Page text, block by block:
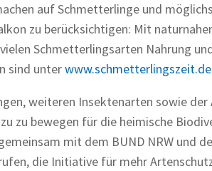
auf Schmetterlinge und
zu berücksichtigen: Mit
Schmetterlingsarten Nahrung
sind unterwww.schmetterlingszeit.de
weiteren Insektenarten sowie
zu bewegen für die heimische
mit dem BUND NRW und
die Initiative für mehr